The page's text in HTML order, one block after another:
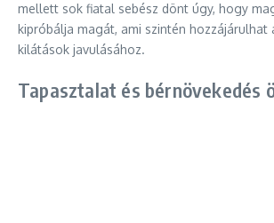
mellett sok fiatal sebész dönt úgy, hogy
kipróbálja magát, ami szintén hozzájárulhat
kilátások javulásához.
Tapasztalat és bérnövekedés